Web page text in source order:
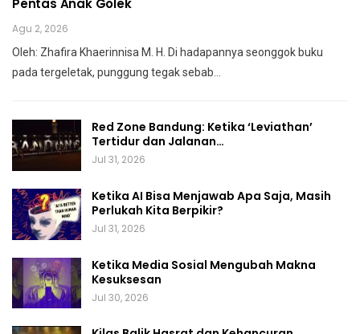
Pentas Anak Golek
Agu 2, 2026
Oleh: Zhafira Khaerinnisa M. H. Di hadapannya seonggok buku
pada tergeletak, punggung tegaksebab…
Red Zone Bandung: Ketika ‘Leviathan’
Tertidur dan Jalanan…
Jul 31, 2026
Ketika AI Bisa Menjawab Apa Saja, Masih
Perlukah Kita Berpikir?
Jul 31, 2026
Ketika Media Sosial Mengubah Makna
Kesuksesan
Jul 30, 2026